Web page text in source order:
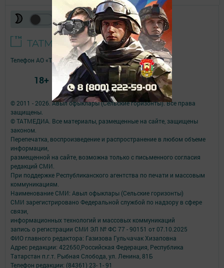
© 2011 - 2026. Авыл офыклары (Сельские горизонты). Все права
защищены.
© ТАТМЕДИА. Все материалы, размещенные на сайте, защищены
законом.
Перепечатка, воспроизведение и распространение в любом объеме
информации,
размещенной на сайте, возможна только с письменного согласия
редакций СМИ.
При поддержке Республиканского агентства по печати и массовым
коммуникациям.
Наименование СМИ: Авыл офыклары (Сельские горизонты)
СМИ зарегистрировано Федеральной службой по надзору в сфере
связи,
информационных технологий и массовых коммуникаций
запись о регистрации СМИ ЭЛ № ФС 77 - 90151 от 07.10.2025
ФИО главного редактора: Газизова Гульчачак Хизаповна
Адрес редакции: 422650,Российская Федерация, Республика
Татарстан п.г.т. Рыбная Слобода, ул. Ленина, 81Б
Телефон редакции: (84361) 23- 1- 91
Телефон АО «ТАТМЕДИА»:(843) 222 09 84
18+